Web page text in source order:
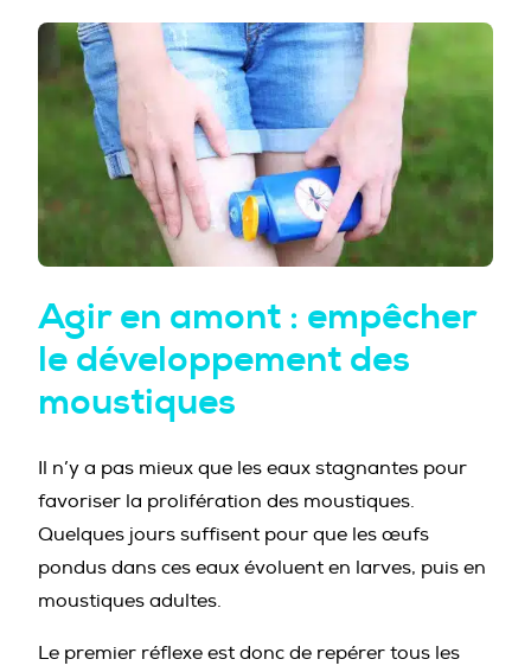
Agir en amont : empêcher
le développement des
moustiques
Il n’y a pas mieux que les eaux stagnantes pour
favoriser la prolifération des moustiques.
Quelques jours suffisent pour que les œufs
pondus dans ces eaux évoluent en larves, puis en
moustiques adultes.
Le premier réflexe est donc de repérer tous les